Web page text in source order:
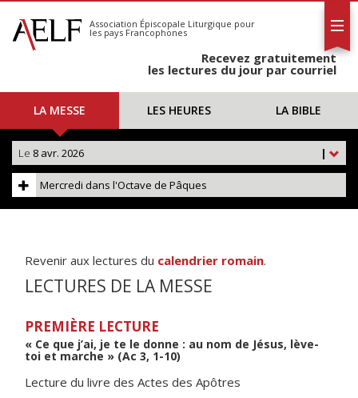
S'abonner
Calendrier
Association Épiscopale Liturgique pour
les pays Francophones
Recevez gratuitement
les lectures du jour par courriel
LA MESSE LES HEURES LA BIBLE
|
Le 8 avr. 2026
Mercredi dans l'Octave de Pâques
Revenir aux lectures du calendrier romain.
LECTURES DE LA MESSE
PREMIÈRE LECTURE
« Ce que j’ai, je te le donne : au nom de Jésus, lève-
toi et marche » (Ac 3, 1-10)
Lecture du livre des Actes des Apôtres